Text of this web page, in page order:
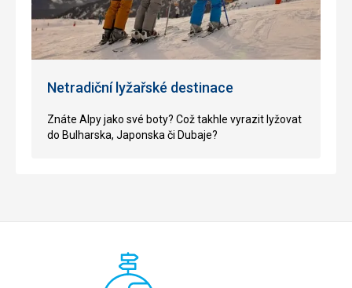
Netradiční lyžařské destinace
Znáte Alpy jako své boty? Což takhle vyrazit lyžovat
do Bulharska, Japonska či Dubaje?